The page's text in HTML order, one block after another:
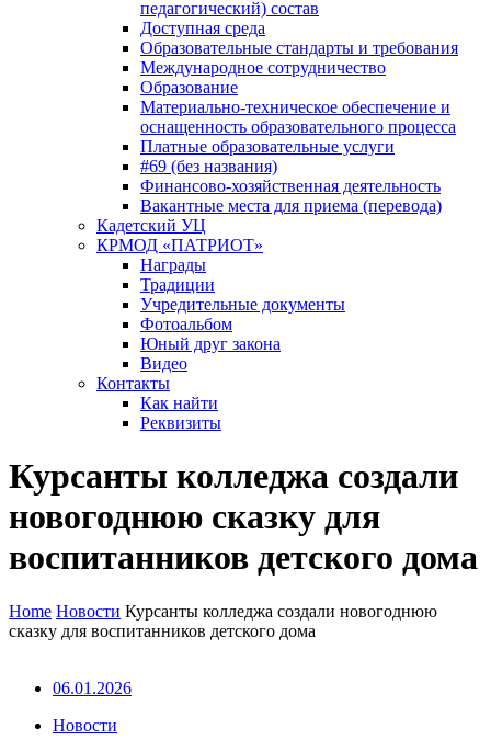
педагогический) состав
Доступная среда
Образовательные стандарты и требования
Международное сотрудничество
Образование
Материально-техническое обеспечение и
оснащенность образовательного процесса
Платные образовательные услуги
#69 (без названия)
Финансово-хозяйственная деятельность
Вакантные места для приема (перевода)
Кадетский УЦ
КРМОД «ПАТРИОТ»
Награды
Традиции
Учредительные документы
Фотоальбом
Юный друг закона
Видео
Контакты
Как найти
Реквизиты
Курсанты колледжа создали
новогоднюю сказку для
воспитанников детского дома
Home Новости Курсанты колледжа создали новогоднюю
сказку для воспитанников детского дома
06.01.2026
Новости